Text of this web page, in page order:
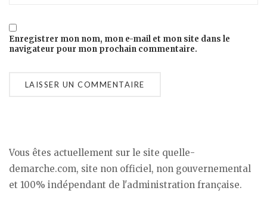
Enregistrer mon nom, mon e-mail et mon site dans le
navigateur pour mon prochain commentaire.
Vous êtes actuellement sur le site quelle-
demarche.com, site non officiel, non gouvernemental
et 100% indépendant de l'administration française.